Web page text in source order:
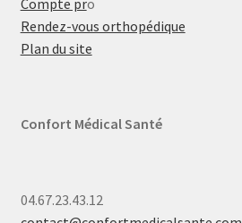
Rendez-vous orthopédique
Plan du site
Confort Médical Santé
04.67.23.43.12